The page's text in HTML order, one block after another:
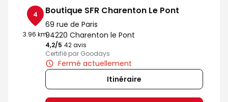
4
3.96 km
Boutique SFR Charenton Le Pont
69 rue de Paris
94220 Charenton le Pont
4,2/5 Note de 4.2 sur 5
42 avis
Certifié par Goodays
Fermé actuellement
Itinéraire